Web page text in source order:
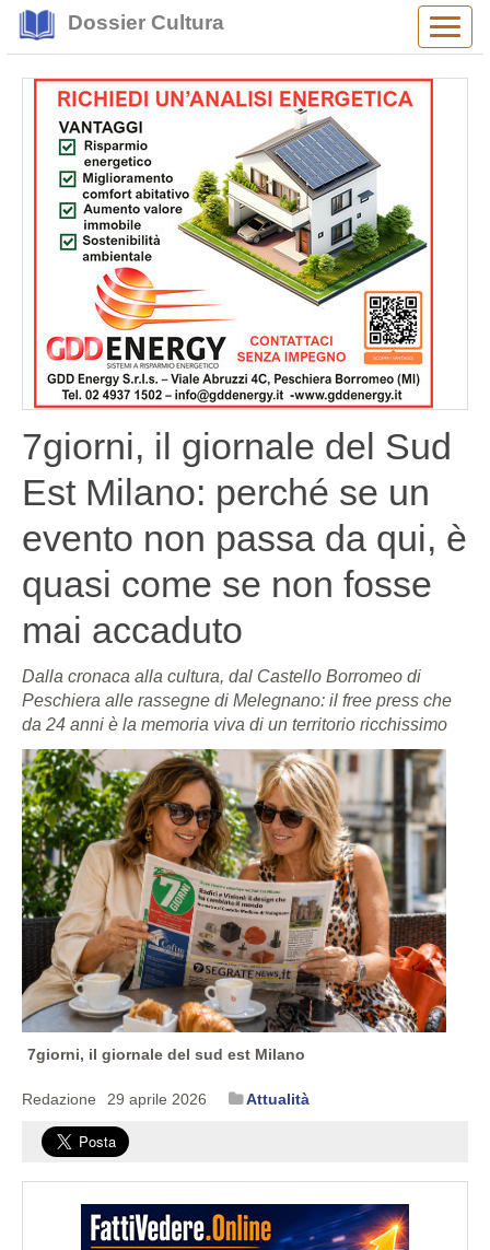
Dossier Cultura
7giorni, il giornale del Sud
Est Milano: perché se un
evento non passa da qui, è
quasi come se non fosse
mai accaduto
Dalla cronaca alla cultura, dal Castello Borromeo di
Peschiera alle rassegne di Melegnano: il free press che
da 24 anni è la memoria viva di un territorio ricchissimo
7giorni, il giornale del sud est Milano
Redazione 29 aprile 2026 Attualità